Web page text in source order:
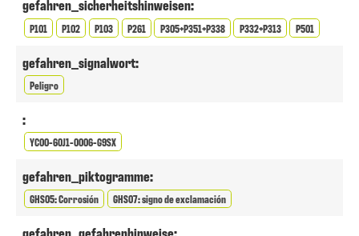
gefahren_sicherheitshinweisen:
P101 P102 P103 P261 P305+P351+P338 P332+P313 P501
gefahren_signalwort:
Peligro
:
YC00-60J1-0006-G9SX
gefahren_piktogramme:
GHS05: Corrosión GHS07: signo de exclamación